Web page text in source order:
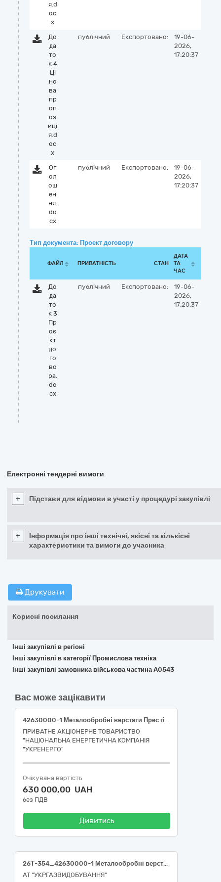
я.d
oc
x
До
да
то
к 4
Ці
но
ва
пр
оп
оз
иці
я.d
oc
x
публічний Експортовано:
19-06-
2026,
17:20:37
Ог
ол
ош
ен
ня.
do
cx
публічний Експортовано:
19-06-
2026,
17:20:37
Тип документа: Проект договору
ФАЙЛ ПРИВАТНІСТЬ СТАН
ДАТА
ТА
ЧАС
До
да
то
к 3
Пр
оє
кт
до
го
во
ра.
do
cx
публічний Експортовано:
19-06-
2026,
17:20:37
Електронні тендерні вимоги
+ Підстави для відмови в участі у процедурі закупівлі
+
Інформація про інші технічні, якісні та кількісні
характеристики та вимоги до учасника
Друкувати
Корисні посилання
Інші закупівлі в регіоні
Інші закупівлі в категорії Промислова техніка
Інші закупівлі замовника військова частина А0543
Вас може зацікавити
42630000-1 Металообробні верстати Прес гідравлічний 50 т в комплекті для ВП «Будівництво і ремонт»
ПРИВАТНЕ АКЦІОНЕРНЕ ТОВАРИСТВО
"НАЦІОНАЛЬНА ЕНЕРГЕТИЧНА КОМПАНІЯ
"УКРЕНЕРГО"
Очікувана вартість
630 000,00 UAH
без ПДВ
Дивитись
26Т-354_42630000-1 Металообробні верстати (Універсальний точильний верстат)
АТ "УКРГАЗВИДОБУВАННЯ"